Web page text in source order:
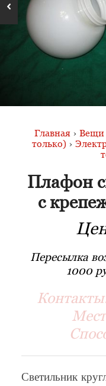
Главная › Вещи
только) ›
Плафон
с
Пересылка
1000
Светильник